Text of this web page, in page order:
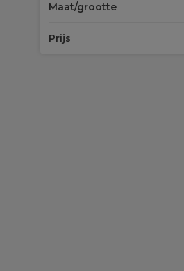
Maat/grootte
Prijs